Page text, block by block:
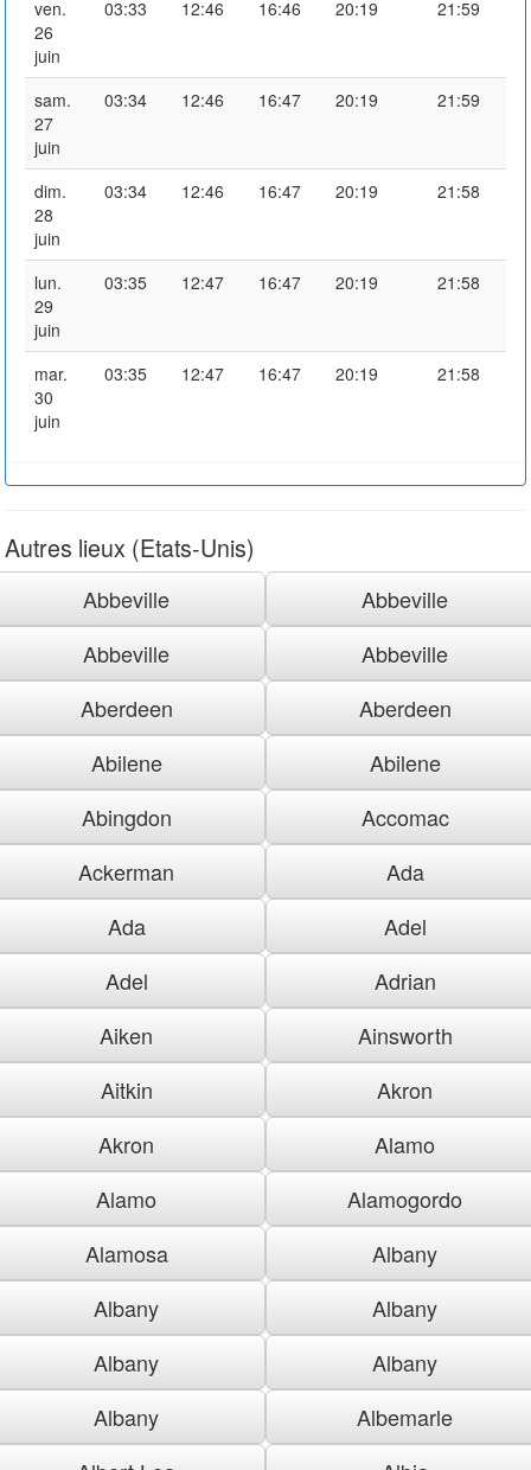
ven.
26
juin
03:33 12:46 16:46 20:19 21:59
sam.
27
juin
03:34 12:46 16:47 20:19 21:59
dim.
28
juin
03:34 12:46 16:47 20:19 21:58
lun.
29
juin
03:35 12:47 16:47 20:19 21:58
mar.
30
juin
03:35 12:47 16:47 20:19 21:58
Autres lieux (Etats-Unis)
Abbeville
Abbeville
Abbeville
Abbeville
Aberdeen
Aberdeen
Abilene
Abilene
Abingdon
Accomac
Ackerman
Ada
Ada
Adel
Adel
Adrian
Aiken
Ainsworth
Aitkin
Akron
Akron
Alamo
Alamo
Alamogordo
Alamosa
Albany
Albany
Albany
Albany
Albany
Albany
Albemarle